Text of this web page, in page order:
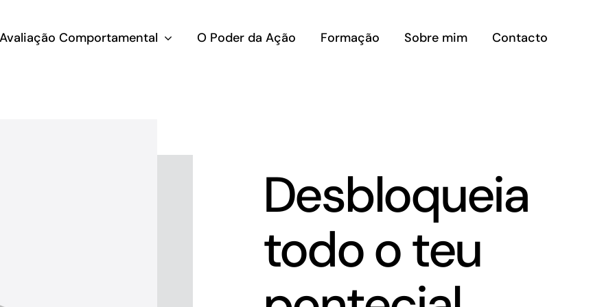
Avaliação Comportamental O Poder da Ação Formação Sobre mim Contacto
Desbloqueia
todo o teu